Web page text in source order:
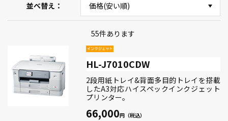
並べ替え
55件あります
HL-J7010CDW
2段用紙トレイ&背面多目的トレイを搭載
したA3対応ハイスペックインクジェット
プリンター。
66,000